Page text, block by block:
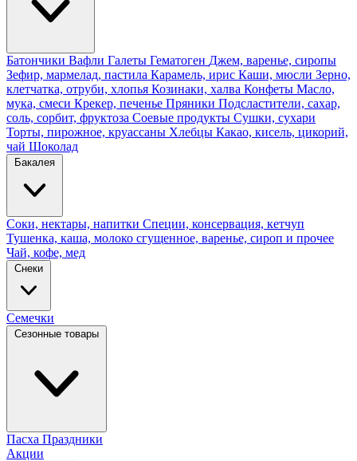
Батончики Вафли Галеты Гематоген Джем, варенье, сиропы
Зефир, мармелад, пастила Карамель, ирис Каши, мюсли Зерно,
клетчатка, отруби, хлопья Козинаки, халва Конфеты Масло,
мука, смеси Крекер, печенье Пряники Подсластители, сахар,
соль, сорбит, фруктоза Соевые продукты Сушки, сухари
Торты, пирожное, круассаны Хлебцы Какао, кисель, цикорий,
чай Шоколад
Бакалея
Соки, нектары, напитки Специи, консервация, кетчуп
Тушенка, каша, молоко сгущенное, варенье, сироп и прочее
Чай, кофе, мед
Снеки
Семечки
Сезонные товары
Пасха Праздники
Акции